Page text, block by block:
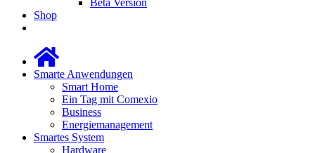
Beta Version
Shop
Smarte Anwendungen
Smart Home
Ein Tag mit Comexio
Business
Energiemanagement
Smartes System
Hardware